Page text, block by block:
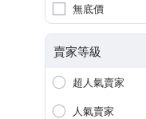
無底價
賣家等級
超人氣賣家
人氣賣家